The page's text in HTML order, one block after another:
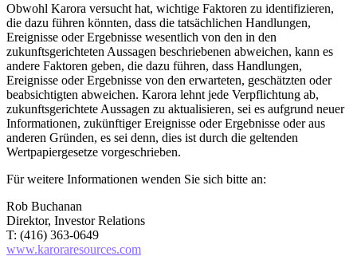
Obwohl Karora versucht hat, wichtige Faktoren zu identifizieren,
die dazu führen könnten, dass die tatsächlichen Handlungen,
Ereignisse oder Ergebnisse wesentlich von den in den
zukunftsgerichteten Aussagen beschriebenen abweichen, kann es
andere Faktoren geben, die dazu führen, dass Handlungen,
Ereignisse oder Ergebnisse von den erwarteten, geschätzten oder
beabsichtigten abweichen. Karora lehnt jede Verpflichtung ab,
zukunftsgerichtete Aussagen zu aktualisieren, sei es aufgrund neuer
Informationen, zukünftiger Ereignisse oder Ergebnisse oder aus
anderen Gründen, es sei denn, dies ist durch die geltenden
Wertpapiergesetze vorgeschrieben.
Für weitere Informationen wenden Sie sich bitte an:
Rob Buchanan
Direktor, Investor Relations
T: (416) 363-0649
www.karoraresources.com